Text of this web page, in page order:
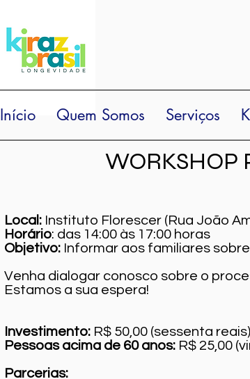
Início Quem Somos Serviços
WORKSHOP
Local: Instituto Florescer (Rua João
Horário: das 14:00 às 17:00 horas
Objetivo: Informar aos familiares
Venha dialogar conosco sobre o
Estamos a sua espera!
Investimento: R$ 50,00 (sessenta reais),
Pessoas acima de 60 anos: R$ 25,00
Parcerias: